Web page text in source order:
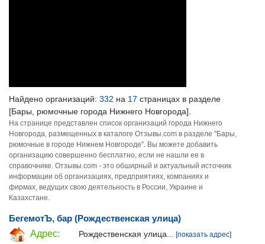
Найдено организаций: 332 на 17 страницах в разделе
[Бары, рюмочные города Нижнего Новгорода].
На странице представлен список организаций города Нижнего
Новгорода, размещенных в каталоге Отзывы.com в разделе "Бары,
рюмочные в городе Нижнем Новгороде". Вы можете добавить
организацию совершенно бесплатно, если не нашли ее в
справочнике. Отзывы.com - это обширный и актуальный источник
информации об организациях, предприятиях, компаниях и
фирмах, ведущих свою деятельность в России, Украине и
Казахстане.
БегемотЪ, бар (Рождественская улица)
Адрес:
Рождественская улица...
[показать адрес]